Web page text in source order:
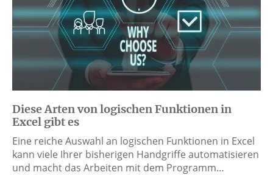
Diese Arten von logischen Funktionen in
Excel gibt es
Eine reiche Auswahl an logischen Funktionen in Excel
kann viele Ihrer bisherigen Handgriffe automatisieren
und macht das Arbeiten mit dem Programm…